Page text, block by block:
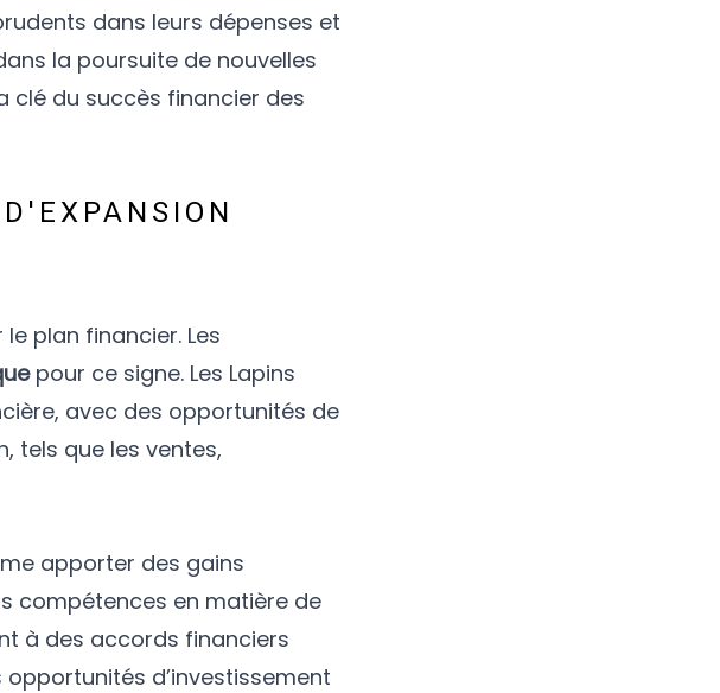
dans leurs dépenses et
la poursuite de nouvelles
clé du succès financier des
plan financier. Les
pour ce signe. Les Lapins
avec des opportunités de
tels que les ventes,
apporter des gains
compétences en matière de
à des accords financiers
d’investissement